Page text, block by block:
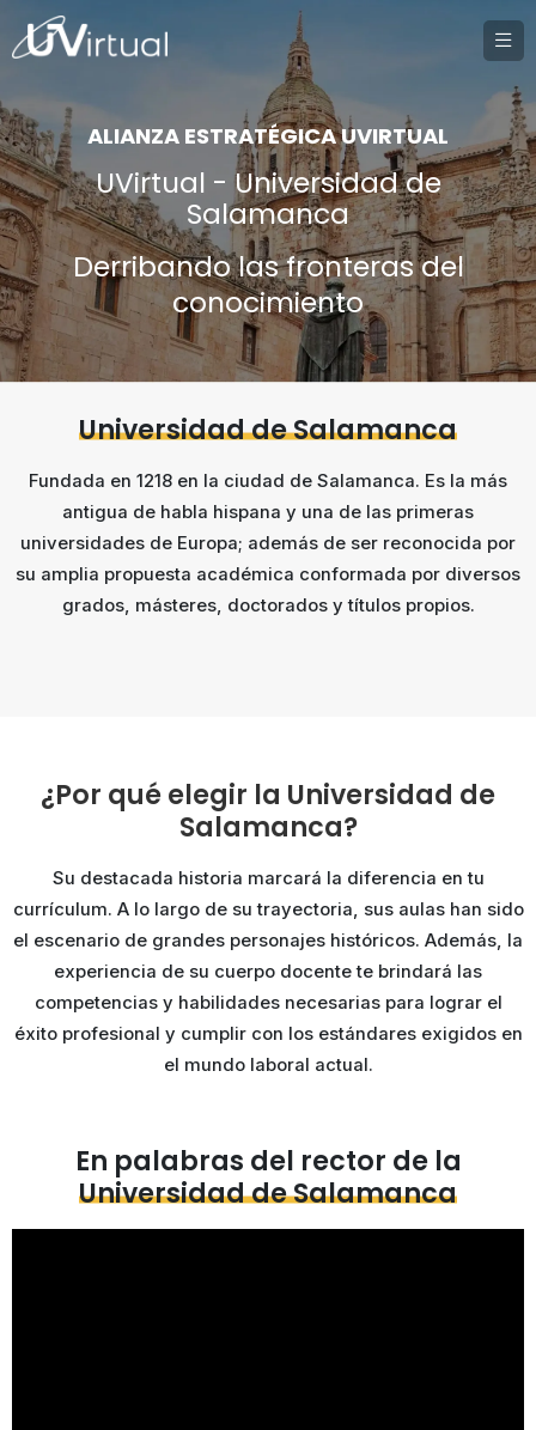
ALIANZA ESTRATÉGICA UVIRTUAL
UVirtual - Universidad de
Salamanca
Derribando las fronteras del
conocimiento
Universidad de Salamanca
Fundada en 1218 en la ciudad de Salamanca. Es la más
antigua de habla hispana y una de las primeras
universidades de Europa; además de ser reconocida por
su amplia propuesta académica conformada por diversos
grados, másteres, doctorados y títulos propios.
¿Por qué elegir la Universidad de
Salamanca?
Su destacada historia marcará la diferencia en tu
currículum. A lo largo de su trayectoria, sus aulas han sido
el escenario de grandes personajes históricos. Además, la
experiencia de su cuerpo docente te brindará las
competencias y habilidades necesarias para lograr el
éxito profesional y cumplir con los estándares exigidos en
el mundo laboral actual.
En palabras del rector de la
Universidad de Salamanca